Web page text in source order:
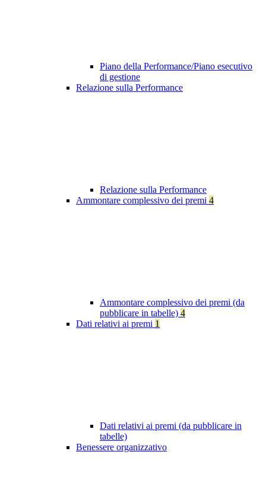
Piano della Performance/Piano esecutivo
di gestione
Relazione sulla Performance
Relazione sulla Performance
Ammontare complessivo dei premi 4
Ammontare complessivo dei premi (da
pubblicare in tabelle) 4
Dati relativi ai premi 1
Dati relativi ai premi (da pubblicare in
tabelle)
Benessere organizzativo